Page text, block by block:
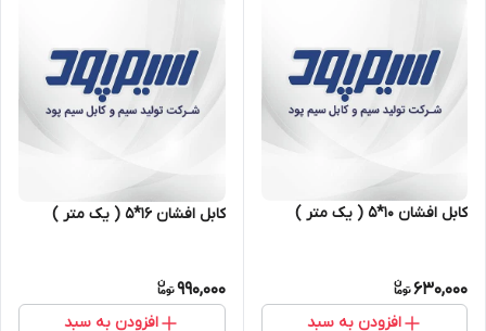
کابل افشان ۱۰*۵ ( یک متر )
630,000
افزودن به سبد
کابل افشان ۱۶*۵ ( یک متر )
990,000
افزودن به سبد